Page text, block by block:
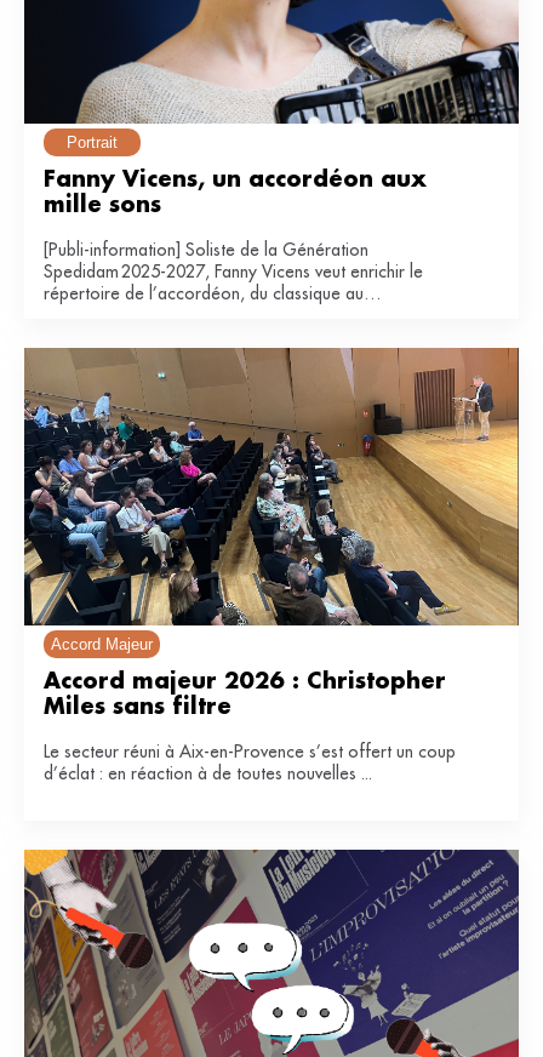
Portrait
Fanny Vicens, un accordéon aux
mille sons
[Publi-information] Soliste de la Génération
Spedidam 2025-2027, Fanny Vicens veut enrichir le
répertoire de l’accordéon, du classique au
Accord Majeur
Accord majeur 2026 : Christopher
Miles sans filtre
Le secteur réuni à Aix-en-Provence s’est offert un coup
d’éclat : en réaction à de toutes nouvelles ...